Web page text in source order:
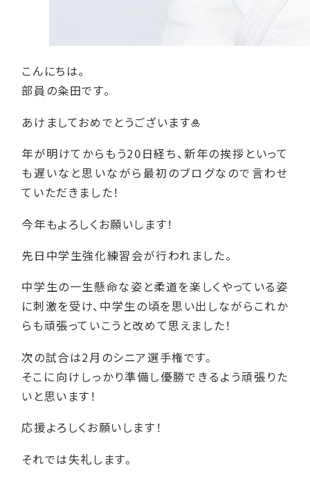
こんにちは。
部員の粂田です。
あけましておめでとうございます🎍
年が明けてからもう20日経ち、新年の挨拶といって
も遅いなと思いながら最初のブログなので言わせ
ていただきました！
今年もよろしくお願いします！
先日中学生強化練習会が行われました。
中学生の一生懸命な姿と柔道を楽しくやっている姿
に刺激を受け、中学生の頃を思い出しながらこれか
らも頑張っていこうと改めて思えました！
次の試合は2月のシニア選手権です。
そこに向けしっかり準備し優勝できるよう頑張りた
いと思います！
応援よろしくお願いします！
それでは失礼します。